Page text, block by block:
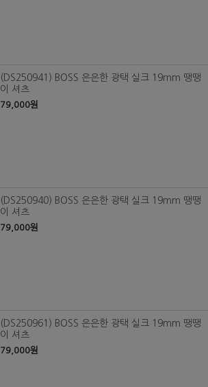
(DS250941) BOSS 은은한 광택 실크 19mm 땡땡
이 셔츠
79,000원
(DS250940) BOSS 은은한 광택 실크 19mm 땡땡
이 셔츠
79,000원
(DS250961) BOSS 은은한 광택 실크 19mm 땡땡
이 셔츠
79,000원